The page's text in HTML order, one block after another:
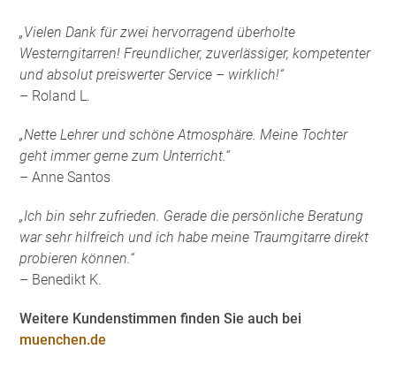
„Vielen Dank für zwei hervorragend überholte
Westerngitarren! Freundlicher, zuverlässiger, kompetenter
und absolut preiswerter Service – wirklich!“
– Roland L.
„Nette Lehrer und schöne Atmosphäre. Meine Tochter
geht immer gerne zum Unterricht.“
– Anne Santos
„Ich bin sehr zufrieden. Gerade die persönliche Beratung
war sehr hilfreich und ich habe meine Traumgitarre direkt
probieren können.“
– Benedikt K.
Weitere Kundenstimmen finden Sie auch bei
muenchen.de